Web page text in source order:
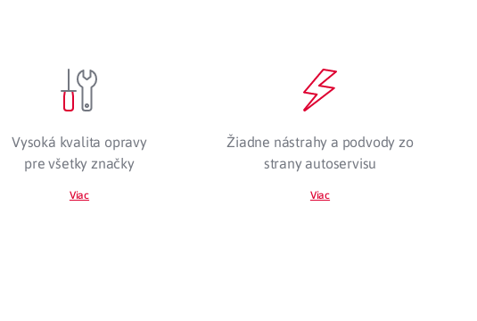
Vysoká kvalita opravy
pre všetky značky
Viac
Žiadne nástrahy a podvody zo
strany autoservisu
Viac